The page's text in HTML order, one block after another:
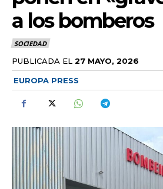
a los bomberos
SOCIEDAD
PUBLICADA EL 27 MAYO, 2026
EUROPA PRESS